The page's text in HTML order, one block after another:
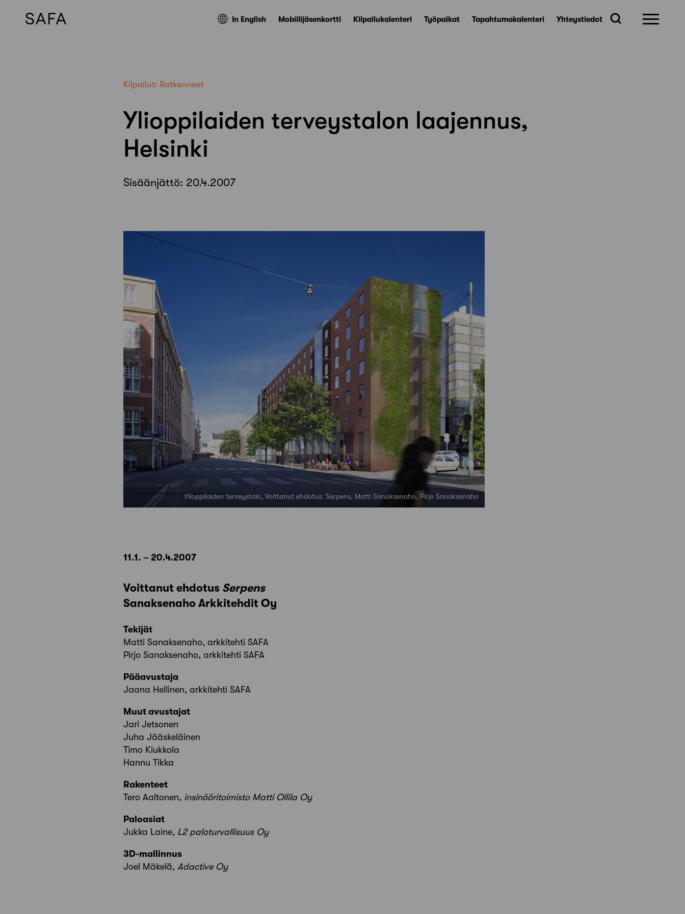
In English Mobiilijäsenkortti Kilpailukalenteri Työpaikat Tapahtumakalenteri Yhteystiedot
Kilpailut: Ratkenneet
Ylioppilaiden terveystalon laajennus,
Helsinki
Sisäänjättö: 20.4.2007
Ylioppilaiden terveystalo, Voittanut ehdotus: Serpens, Matti Sanaksenaho, Pirjo Sanaksenaho
11.1. – 20.4.2007
Voittanut ehdotus Serpens
Sanaksenaho Arkkitehdit Oy
Tekijät
Matti Sanaksenaho, arkkitehti SAFA
Pirjo Sanaksenaho, arkkitehti SAFA
Pääavustaja
Jaana Hellinen, arkkitehti SAFA
Muut avustajat
Jari Jetsonen
Juha Jääskeläinen
Timo Kiukkola
Hannu Tikka
Rakenteet
Tero Aaltonen, insinööritoimisto Matti Ollila Oy
Paloasiat
Jukka Laine, L2 paloturvallisuus Oy
3D-mallinnus
Joel Mäkelä, Adactive Oy